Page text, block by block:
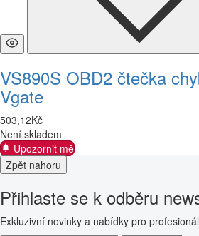
VS890S OBD2 čtečka
Vgate
503,12Kč
Není skladem
Upozornit mě
Zpět nahoru
Přihlaste se k odběru
Exkluzivní novinky a nabídky pro